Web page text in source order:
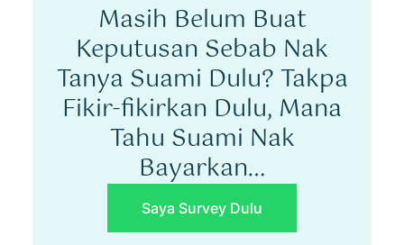
Masih Belum Buat
Keputusan Sebab Nak
Tanya Suami Dulu?Takpa
Fikir-fikirkan Dulu, Mana
Tahu Suami Nak
Bayarkan…
Saya Survey Dulu